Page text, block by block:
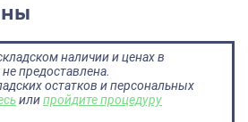
наличии и ценах в
предоставлена.
остатков и персональных
илипройдите процедуру